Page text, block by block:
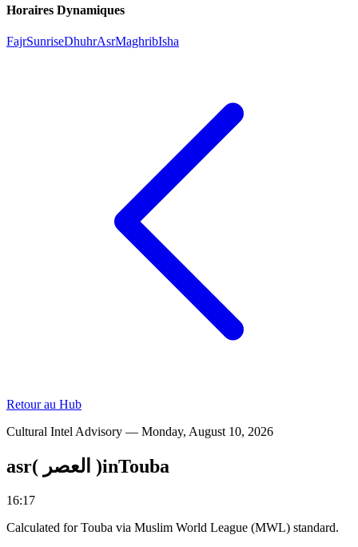
Horaires Dynamiques
FajrSunriseDhuhrAsrMaghribIsha
Retour au Hub
Cultural Intel Advisory — Monday, August 10, 2026
asr ( العصر ) inTouba
16:17
Calculated forTouba via Muslim World League (MWL) standard.